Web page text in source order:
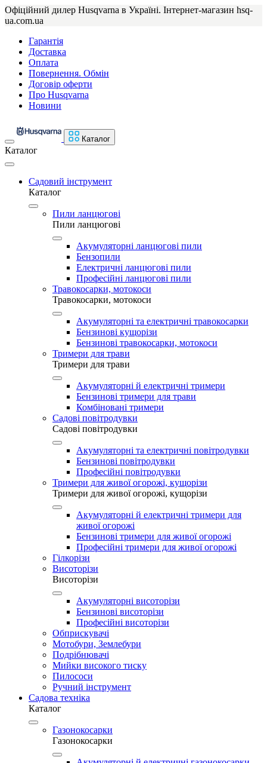
Офіційний дилер Husqvarna в Україні. Інтернет-магазин hsq-
ua.com.ua
Гарантія
Доставка
Оплата
Повернення. Обмін
Договір оферти
Про Husqvarna
Новини
Каталог
Каталог
Садовий інструмент
Каталог
Пили ланцюгові
Пили ланцюгові
Акумуляторні ланцюгові пили
Бензопили
Електричні ланцюгові пили
Професійні ланцюгові пили
Травокосарки, мотокоси
Травокосарки, мотокоси
Акумуляторні та електричні травокосарки
Бензинові кущорізи
Бензинові травокосарки, мотокоси
Тримери для трави
Тримери для трави
Акумуляторні й електричні тримери
Бензинові тримери для трави
Комбіновані тримери
Садові повітродувки
Садові повітродувки
Акумуляторні та електричні повітродувки
Бензинові повітродувки
Професійні повітродувки
Тримери для живої огорожі, кущорізи
Тримери для живої огорожі, кущорізи
Акумуляторні й електричні тримери для
живої огорожі
Бензинові тримери для живої огорожі
Професійні тримери для живої огорожі
Гілкорізи
Висоторізи
Висоторізи
Акумуляторні висоторізи
Бензинові висоторізи
Професійні висоторізи
Обприскувачі
Мотобури, Землебури
Подрібнювачі
Мийки високого тиску
Пилососи
Ручний інструмент
Садова техніка
Каталог
Газонокосарки
Газонокосарки